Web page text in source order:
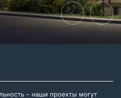
– наши проекты могут